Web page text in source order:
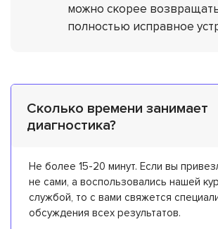
можно скорее
полностью исправное
Сколько времени занимает
диагностика?
Не более 15-20 минут. Если вы
не сами, а воспользовались нашей
службой, то с вами свяжется
обсуждения всех результатов.